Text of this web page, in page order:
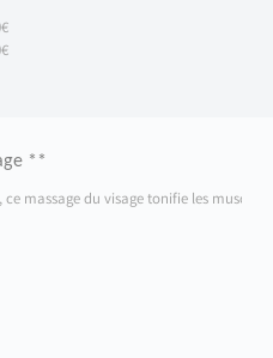
**
ce massage du visage tonifie les